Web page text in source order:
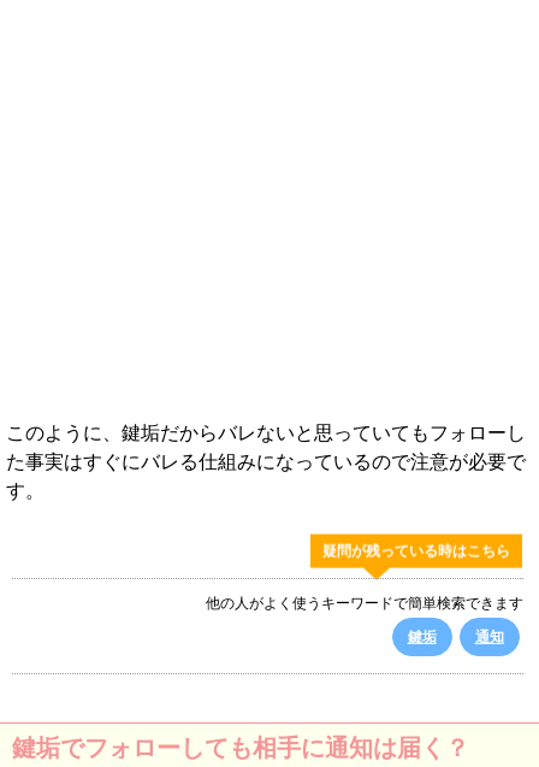
このように、鍵垢だからバレないと思っていてもフォローし
た事実はすぐにバレる仕組みになっているので注意が必要で
す。
疑問が残っている時はこちら
他の人がよく使うキーワードで簡単検索できます
鍵垢
通知
鍵垢でフォローしても相手に通知は届く？